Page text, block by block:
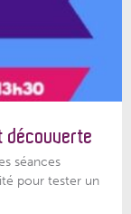
découverte
séances
pour tester un